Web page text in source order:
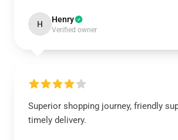
H Henry
Verified owner
Superior shopping journey, friendly
timely delivery.